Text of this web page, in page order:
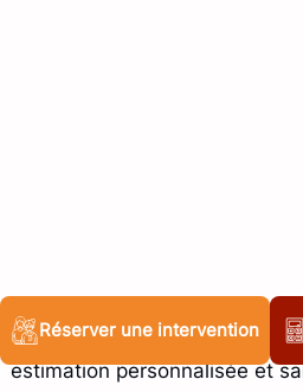
Les tarifs dépendent des
Nous proposons desdevis
estimation personnalisée et
Réserver une intervention